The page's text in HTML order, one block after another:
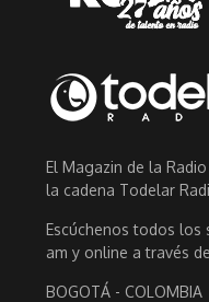
El Magazin de la
la cadena Todelar
Escúchenos todos los
am y online a través
BOGOTÁ - COLOMBIA